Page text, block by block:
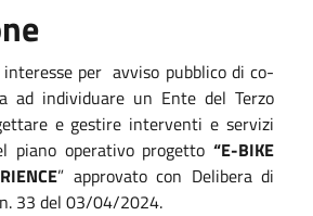
per avviso pubblico di co-
ad individuare un Ente del Terzo
e gestire interventi e servizi
piano operativo progetto “E-BIKE
” approvato con Delibera di
33 del 03/04/2024.